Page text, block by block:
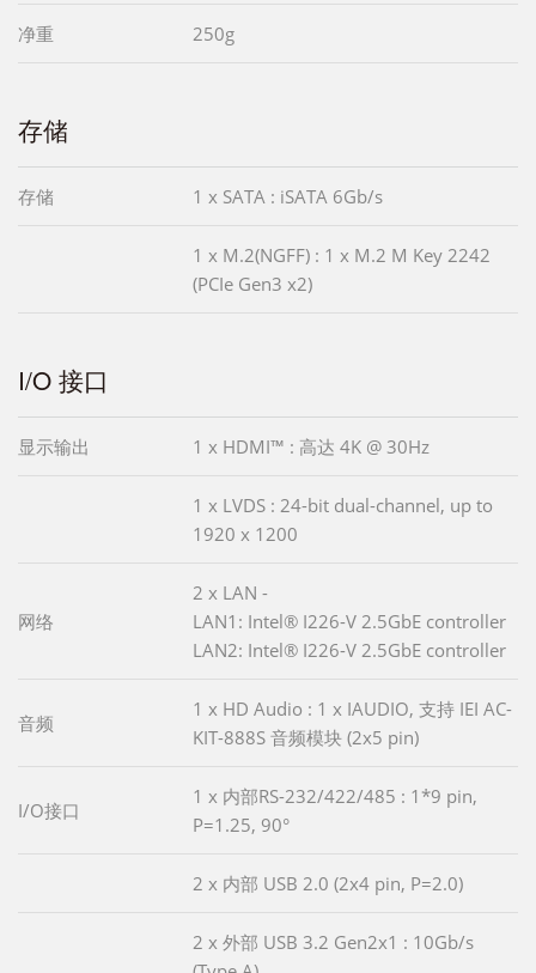
净重 250g
存储
存储 1 x SATA : iSATA 6Gb/s
1 x M.2(NGFF) : 1 x M.2 M Key 2242
(PCIe Gen3 x2)
I/O 接口
显示输出 1 x HDMI™ : 高达 4K @ 30Hz
1 x LVDS : 24-bit dual-channel, up to
1920 x 1200
网络
2 x LAN -
LAN1: Intel® I226-V 2.5GbE controller
LAN2: Intel® I226-V 2.5GbE controller
音频
1 x HD Audio : 1 x IAUDIO, 支持 IEI AC-
KIT-888S 音频模块 (2x5 pin)
I/O接口
1 x 内部RS-232/422/485 : 1*9 pin,
P=1.25, 90°
2 x 内部 USB 2.0 (2x4 pin, P=2.0)
2 x 外部 USB 3.2 Gen2x1 : 10Gb/s